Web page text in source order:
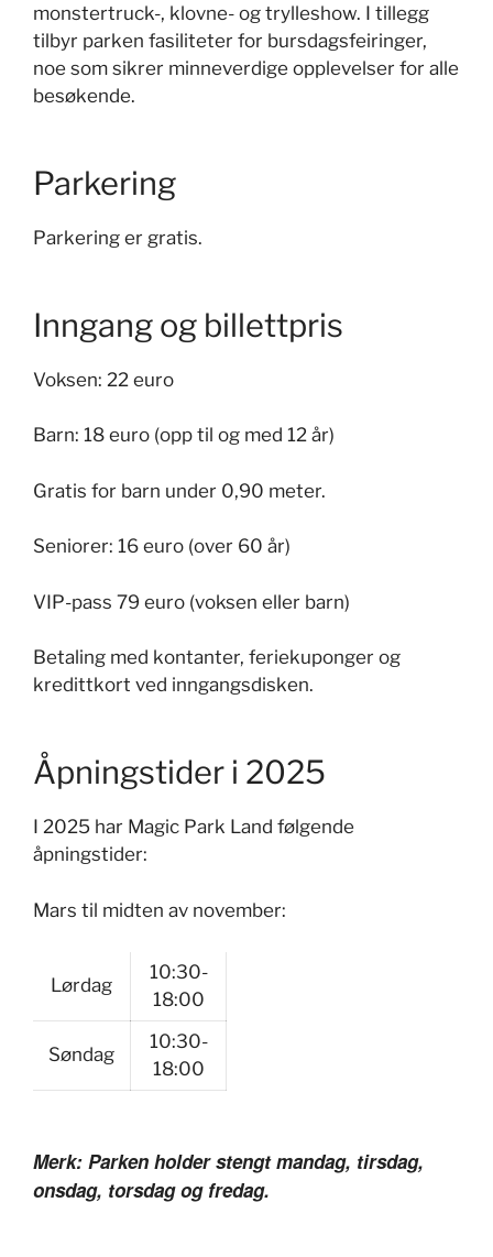
monstertruck-, klovne- og trylleshow. I tillegg
tilbyr parken fasiliteter for bursdagsfeiringer,
noe som sikrer minneverdige opplevelser for alle
besøkende.
Parkering
Parkering er gratis.
Inngang og billettpris
Voksen: 22 euro
Barn: 18 euro (opp til og med 12 år)
Gratis for barn under 0,90 meter.
Seniorer: 16 euro (over 60 år)
VIP-pass 79 euro (voksen eller barn)
Betaling med kontanter, feriekuponger og
kredittkort ved inngangsdisken.
Åpningstider i 2025
I 2025 har Magic Park Land følgende
åpningstider:
Mars til midten av november:
Lørdag
10:30-
18:00
Søndag
10:30-
18:00
Merk: Parken holder stengt mandag, tirsdag,
onsdag, torsdag og fredag.